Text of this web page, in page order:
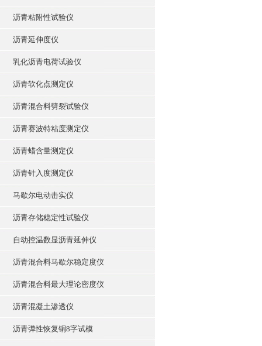
沥青粘附性试验仪
沥青延伸度仪
乳化沥青电荷试验仪
沥青软化点测定仪
沥青混合料劈裂试验仪
沥青赛波特粘度测定仪
沥青蜡含量测定仪
沥青针入度测定仪
马歇尔电动击实仪
沥青存储稳定性试验仪
自动控温数显沥青延伸仪
沥青混合料马歇尔稳定度仪
沥青混合料最大理论密度仪
沥青混凝土渗透仪
沥青弹性恢复铜8字试模